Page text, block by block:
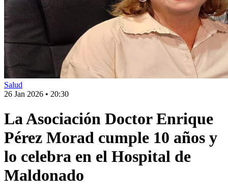
Salud
26 Jan 2026 • 20:30
La Asociación Doctor Enrique
Pérez Morad cumple 10 años y
lo celebra en el Hospital de
Maldonado